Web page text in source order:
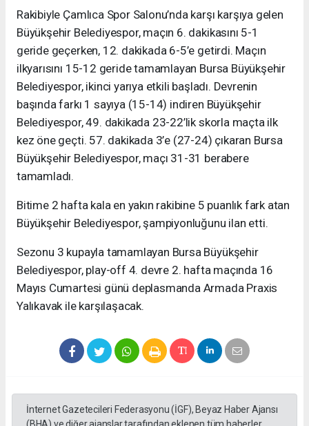
Rakibiyle Çamlıca Spor Salonu’nda karşı karşıya gelen
Büyükşehir Belediyespor, maçın 6. dakikasını 5-1
geride geçerken, 12. dakikada 6-5’e getirdi. Maçın
ilkyarısını 15-12 geride tamamlayan Bursa Büyükşehir
Belediyespor, ikinci yarıya etkili başladı. Devrenin
başında farkı 1 sayıya (15-14) indiren Büyükşehir
Belediyespor, 49. dakikada 23-22’lik skorla maçta ilk
kez öne geçti. 57. dakikada 3’e (27-24) çıkaran Bursa
Büyükşehir Belediyespor, maçı 31-31 berabere
tamamladı.
Bitime 2 hafta kala en yakın rakibine 5 puanlık fark atan
Büyükşehir Belediyespor, şampiyonluğunu ilan etti.
Sezonu 3 kupayla tamamlayan Bursa Büyükşehir
Belediyespor, play-off 4. devre 2. hafta maçında 16
Mayıs Cumartesi günü deplasmanda Armada Praxis
Yalıkavak ile karşılaşacak.
İnternet Gazetecileri Federasyonu (İGF), Beyaz Haber Ajansı